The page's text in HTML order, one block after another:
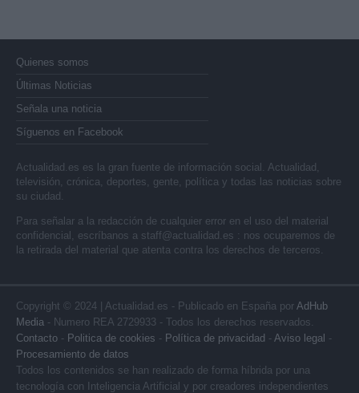
Quienes somos
Últimas Noticias
Señala una noticia
Síguenos en Facebook
Actualidad.es es la gran fuente de información social. Actualidad,
televisión, crónica, deportes, gente, política y todas las noticias sobre
su ciudad.
Para señalar a la redacción de cualquier error en el uso del material
confidencial, escríbanos a staff@actualidad.es : nos ocuparemos de
la retirada del material que atenta contra los derechos de terceros.
Copyright © 2024 | Actualidad.es - Publicado en España por AdHub
Media - Numero REA 2729933 - Todos los derechos reservados.
Contacto - Politica de cookies - Política de privacidad - Aviso legal -
Procesamiento de datos
Todos los contenidos se han realizado de forma híbrida por una
tecnología con Inteligencia Artificial y por creadores independientes